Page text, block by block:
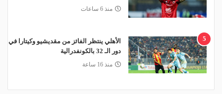
منذ 6 ساعات
5
الأهلي ينتظر الفائز من مقديشيو وكيتارا في
دور الـ 32 بالكونفدرالية
منذ 16 ساعة